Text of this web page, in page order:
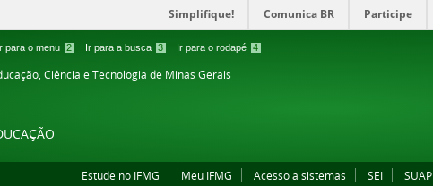
para o menu 2 Ir para a busca 3 Ir para o rodapé 4
Simplifique! Comunica BR Participe
Ciência e Tecnologia de Minas Gerais
Estude no IFMG Meu IFMG Acesso a sistemas SEI SUAP